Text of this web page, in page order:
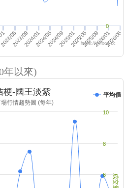
2024/01 2025/01 2026/01
05
2023/09 2024/052024/09 2025/052025/09 2026/05
0
https://twfood.cc
年以來)
梗-國王淡紫
行情趨勢圖 (每年)
平均價
6
8
10